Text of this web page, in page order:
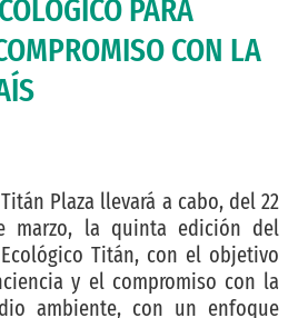
PARA
CON LA
Plaza llevará a cabo, del 22
marzo, la quinta edición del
Ecológico Titán, con el objetivo
y el compromiso con la
ambiente, con un enfoque